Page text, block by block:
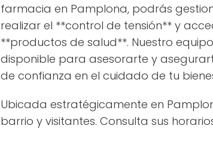
farmacia en Pamplona, podrás
realizar el **control de tensión** y
**productos de salud**. Nuestro
disponible para asesorarte y
de confianza en el cuidado de tu
Ubicada estratégicamente en
barrio y visitantes. Consulta sus